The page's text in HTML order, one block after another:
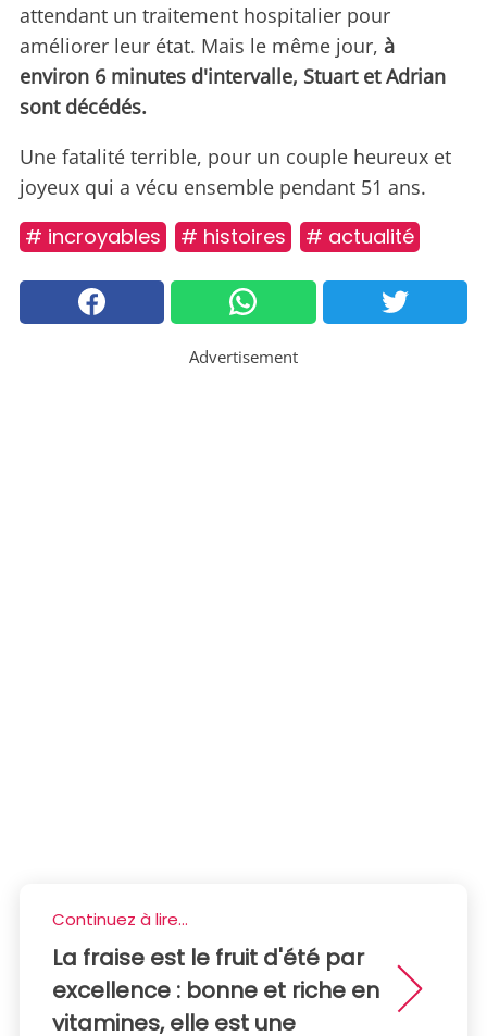
attendant un traitement hospitalier pour
améliorer leur état. Mais le même jour, à
environ 6 minutes d'intervalle, Stuart et Adrian
sont décédés.
Une fatalité terrible, pour un couple heureux et
joyeux qui a vécu ensemble pendant 51 ans.
# incroyables # histoires # actualité
Advertisement
Continuez à lire...
La fraise est le fruit d'été par
excellence : bonne et riche en
vitamines, elle est une